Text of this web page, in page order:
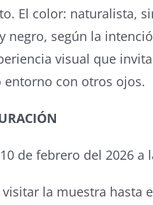
El color: naturalista,
negro, según la
visual que
entorno con otros ojos.
de febrero del 2026 a
visitar la muestra hasta